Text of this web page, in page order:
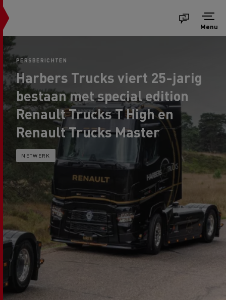
Menu
PERSBERICHTEN
Harbers Trucks viert 25-jarig
bestaan met special edition
Renault Trucks T High en
Renault Trucks Master
NETWERK